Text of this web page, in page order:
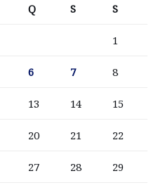
Q S S
1
6 7 8
13 14 15
20 21 22
27 28 29